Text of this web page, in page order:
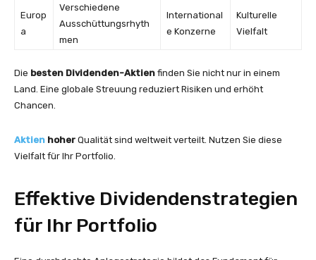
Europ
a
Verschiedene
Ausschüttungsrhyth
men
International
e Konzerne
Kulturelle
Vielfalt
Die besten Dividenden-Aktien finden Sie nicht nur in einem
Land. Eine globale Streuung reduziert Risiken und erhöht
Chancen.
Aktien hoher Qualität sind weltweit verteilt. Nutzen Sie diese
Vielfalt für Ihr Portfolio.
Effektive Dividendenstrategien
für Ihr Portfolio